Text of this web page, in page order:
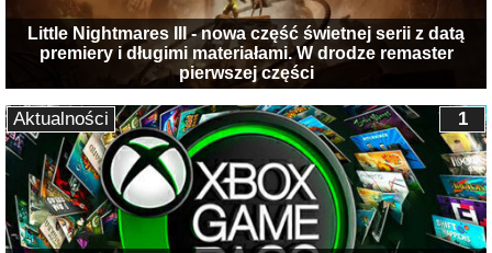
Little Nightmares III - nowa część świetnej serii z datą
premiery i długimi materiałami. W drodze remaster
pierwszej części
1
Aktualności